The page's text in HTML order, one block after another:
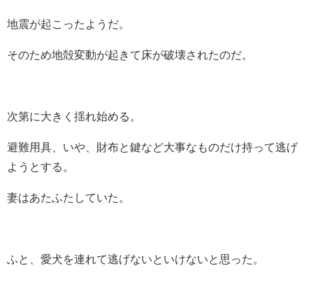
地震が起こったようだ。
そのため地殻変動が起きて床が破壊されたのだ。
次第に大きく揺れ始める。
避難用具、いや、財布と鍵など大事なものだけ持って逃げ
ようとする。
妻はあたふたしていた。
ふと、愛犬を連れて逃げないといけないと思った。